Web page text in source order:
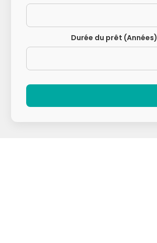
Durée du prêt (Années)